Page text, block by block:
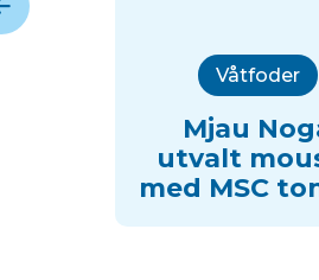
Våtfoder
Mjau
utvalt
med MSC